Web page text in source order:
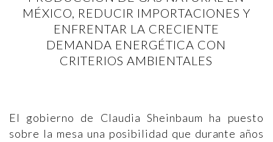
MÉXICO, REDUCIR IMPORTACIONES Y
ENFRENTAR LA CRECIENTE
DEMANDA ENERGÉTICA CON
CRITERIOS AMBIENTALES
El gobierno de Claudia Sheinbaum ha puesto
sobre la mesa una posibilidad que durante años